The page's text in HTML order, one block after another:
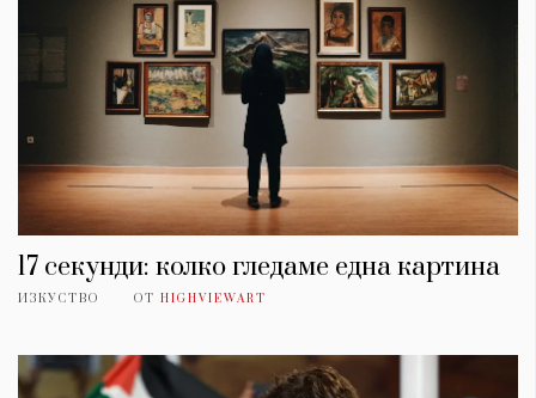
17 секунди: колко гледаме една картина
ИЗКУСТВО ОТ HIGHVIEWART